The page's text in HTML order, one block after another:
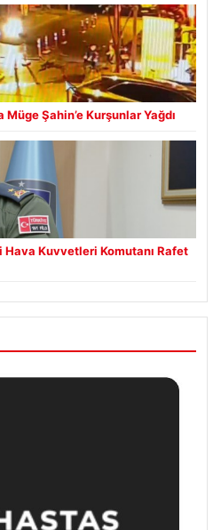
Müge Şahin’e Kurşunlar Yağdı
Hava Kuvvetleri Komutanı Rafet